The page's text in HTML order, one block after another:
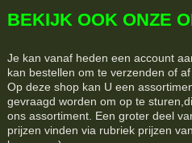
BEKIJK OOK ONZE
Je kan vanaf heden een account
kan bestellen om te verzenden of af
Op deze shop kan U een
gevraagd worden om op te
ons assortiment. Een groter deel
prijzen vinden via rubriek prijzen